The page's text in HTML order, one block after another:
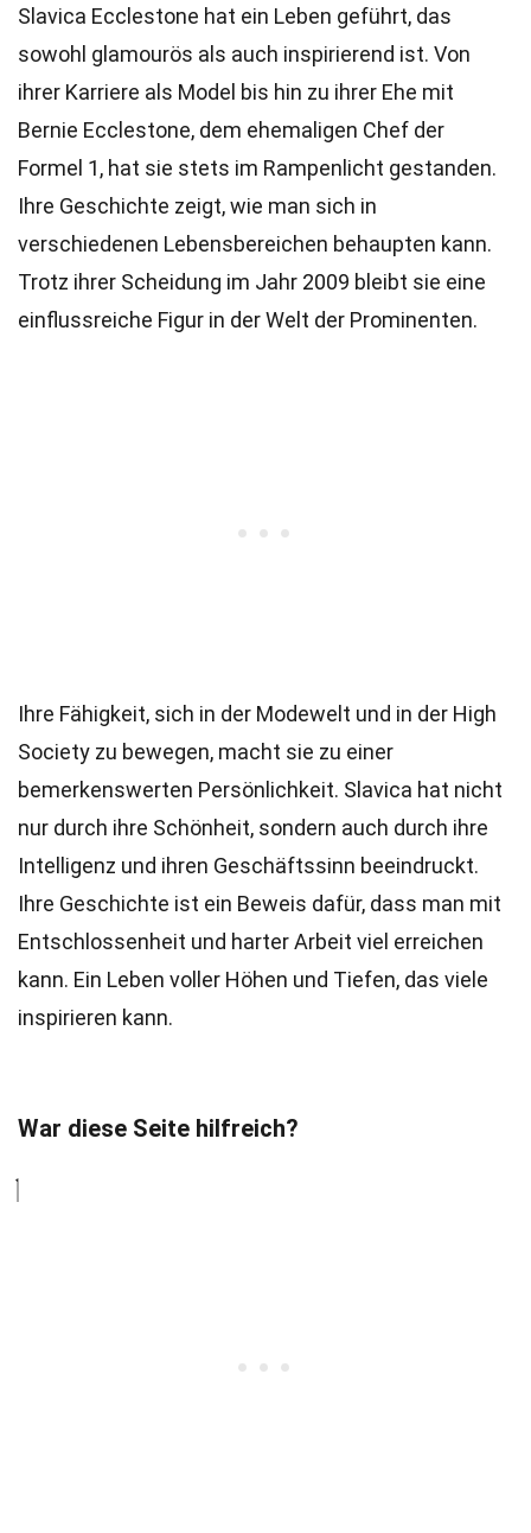
Slavica Ecclestone hat ein Leben geführt, das
sowohl glamourös als auch inspirierend ist. Von
ihrer Karriere als Model bis hin zu ihrer Ehe mit
Bernie Ecclestone, dem ehemaligen Chef der
Formel 1, hat sie stets im Rampenlicht gestanden.
Ihre Geschichte zeigt, wie man sich in
verschiedenen Lebensbereichen behaupten kann.
Trotz ihrer Scheidung im Jahr 2009 bleibt sie eine
einflussreiche Figur in der Welt der Prominenten.
Ihre Fähigkeit, sich in der Modewelt und in der High
Society zu bewegen, macht sie zu einer
bemerkenswerten Persönlichkeit. Slavica hat nicht
nur durch ihre Schönheit, sondern auch durch ihre
Intelligenz und ihren Geschäftssinn beeindruckt.
Ihre Geschichte ist ein Beweis dafür, dass man mit
Entschlossenheit und harter Arbeit viel erreichen
kann. Ein Leben voller Höhen und Tiefen, das viele
inspirieren kann.
War diese Seite hilfreich?